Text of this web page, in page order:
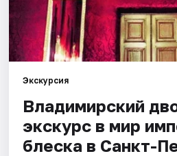
Экскурсия
Владимирский
экскурс в мир
блеска в Санкт-